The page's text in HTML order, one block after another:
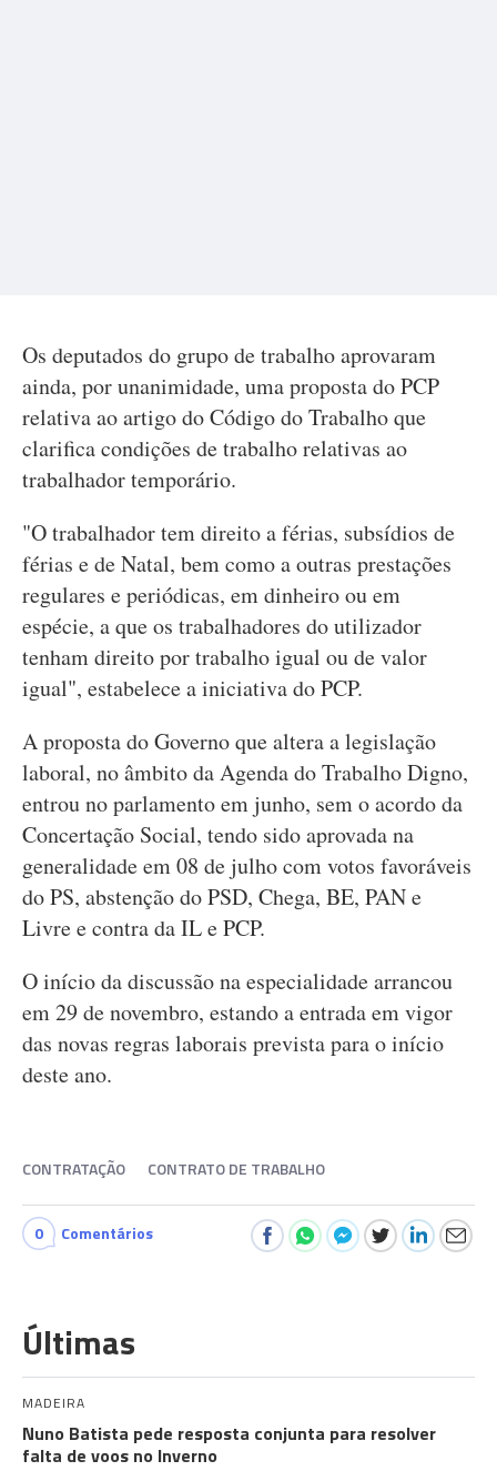
Os deputados do grupo de trabalho aprovaram
ainda, por unanimidade, uma proposta do PCP
relativa ao artigo do Código do Trabalho que
clarifica condições de trabalho relativas ao
trabalhador temporário.
"O trabalhador tem direito a férias, subsídios de
férias e de Natal, bem como a outras prestações
regulares e periódicas, em dinheiro ou em
espécie, a que os trabalhadores do utilizador
tenham direito por trabalho igual ou de valor
igual", estabelece a iniciativa do PCP.
A proposta do Governo que altera a legislação
laboral, no âmbito da Agenda do Trabalho Digno,
entrou no parlamento em junho, sem o acordo da
Concertação Social, tendo sido aprovada na
generalidade em 08 de julho com votos favoráveis
do PS, abstenção do PSD, Chega, BE, PAN e
Livre e contra da IL e PCP.
O início da discussão na especialidade arrancou
em 29 de novembro, estando a entrada em vigor
das novas regras laborais prevista para o início
deste ano.
CONTRATAÇÃO CONTRATO DE TRABALHO
0 Comentários
Últimas
MADEIRA
Nuno Batista pede resposta conjunta para resolver
falta de voos no Inverno